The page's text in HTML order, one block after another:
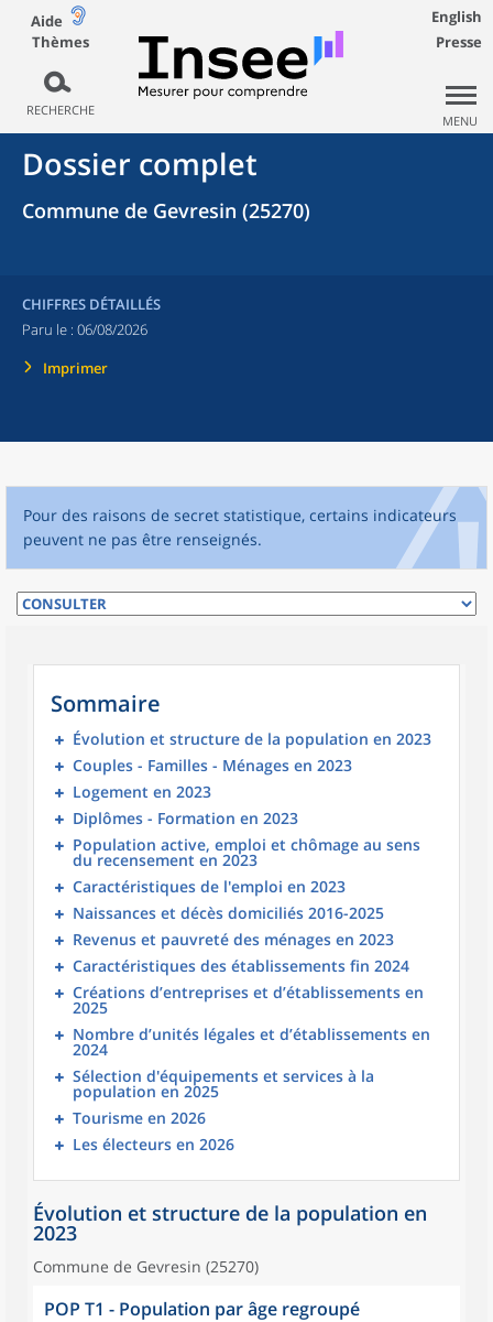
Aide
Thèmes
RECHERCHE
English
Presse
MENU
Dossier complet
Commune de Gevresin (25270)
CHIFFRES DÉTAILLÉS
Paru le : 06/08/2026
Imprimer
Pour des raisons de secret statistique, certains indicateurs
peuvent ne pas être renseignés.
Sommaire
Évolution et structure de la population en 2023
Couples - Familles - Ménages en 2023
Logement en 2023
Diplômes - Formation en 2023
Population active, emploi et chômage au sens
du recensement en 2023
Caractéristiques de l'emploi en 2023
Naissances et décès domiciliés 2016-2025
Revenus et pauvreté des ménages en 2023
Caractéristiques des établissements fin 2024
Créations d’entreprises et d’établissements en
2025
Nombre d’unités légales et d’établissements en
2024
Sélection d'équipements et services à la
population en 2025
Tourisme en 2026
Les électeurs en 2026
Évolution et structure de la population en
2023
Commune de Gevresin (25270)
POP T1 - Population par âge regroupé